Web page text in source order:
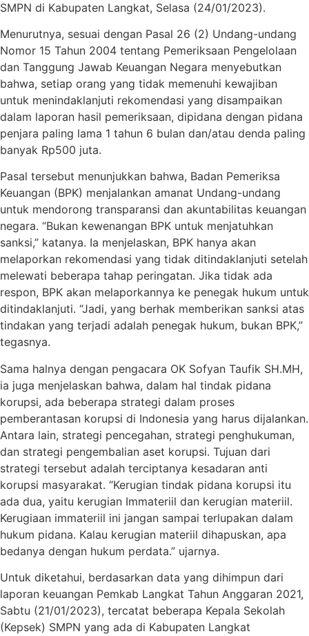
SMPN di Kabupaten Langkat, Selasa (24/01/2023).
Menurutnya, sesuai dengan Pasal 26 (2) Undang-undang
Nomor 15 Tahun 2004 tentang Pemeriksaan Pengelolaan
dan Tanggung Jawab Keuangan Negara menyebutkan
bahwa, setiap orang yang tidak memenuhi kewajiban
untuk menindaklanjuti rekomendasi yang disampaikan
dalam laporan hasil pemeriksaan, dipidana dengan pidana
penjara paling lama 1 tahun 6 bulan dan/atau denda paling
banyak Rp500 juta.
Pasal tersebut menunjukkan bahwa, Badan Pemeriksa
Keuangan (BPK) menjalankan amanat Undang-undang
untuk mendorong transparansi dan akuntabilitas keuangan
negara. “Bukan kewenangan BPK untuk menjatuhkan
sanksi,” katanya. Ia menjelaskan, BPK hanya akan
melaporkan rekomendasi yang tidak ditindaklanjuti setelah
melewati beberapa tahap peringatan. Jika tidak ada
respon, BPK akan melaporkannya ke penegak hukum untuk
ditindaklanjuti. “Jadi, yang berhak memberikan sanksi atas
tindakan yang terjadi adalah penegak hukum, bukan BPK,”
tegasnya.
Sama halnya dengan pengacara OK Sofyan Taufik SH.MH,
ia juga menjelaskan bahwa, dalam hal tindak pidana
korupsi, ada beberapa strategi dalam proses
pemberantasan korupsi di Indonesia yang harus dijalankan.
Antara lain, strategi pencegahan, strategi penghukuman,
dan strategi pengembalian aset korupsi. Tujuan dari
strategi tersebut adalah terciptanya kesadaran anti
korupsi masyarakat. “Kerugian tindak pidana korupsi itu
ada dua, yaitu kerugian Immateriil dan kerugian materiil.
Kerugiaan immateriil ini jangan sampai terlupakan dalam
hukum pidana. Kalau kerugian materiil dihapuskan, apa
bedanya dengan hukum perdata.” ujarnya.
Untuk diketahui, berdasarkan data yang dihimpun dari
laporan keuangan Pemkab Langkat Tahun Anggaran 2021,
Sabtu (21/01/2023), tercatat beberapa Kepala Sekolah
(Kepsek) SMPN yang ada di Kabupaten Langkat